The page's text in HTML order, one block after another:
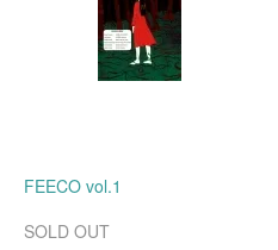
FEECO vol.1
SOLD OUT